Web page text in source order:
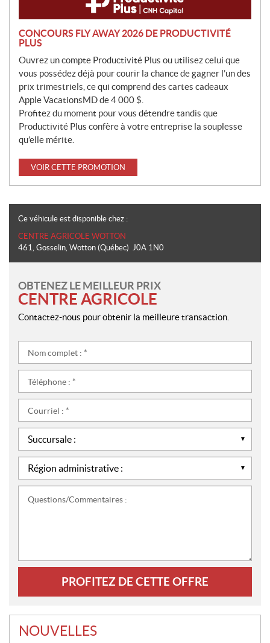
CONCOURS FLY AWAY 2026 DE PRODUCTIVITÉ
PLUS
Ouvrez un compte Productivité Plus ou utilisez celui que
vous possédez déjà pour courir la chance de gagner l’un des
prix trimestriels, ce qui comprend des cartes cadeaux
Apple VacationsMD de 4 000 $.
Profitez du moment pour vous détendre tandis que
Productivité Plus confère à votre entreprise la souplesse
qu’elle mérite.
VOIR CETTE PROMOTION
Ce véhicule est disponible chez :
CENTRE AGRICOLE WOTTON
461, Gosselin, Wotton (Québec) J0A 1N0
OBTENEZ LE MEILLEUR PRIX
CENTRE AGRICOLE
Contactez-nous pour obtenir la meilleure transaction.
complet
:
*
*Succursale
*Région
administrative
:
NOUVELLES